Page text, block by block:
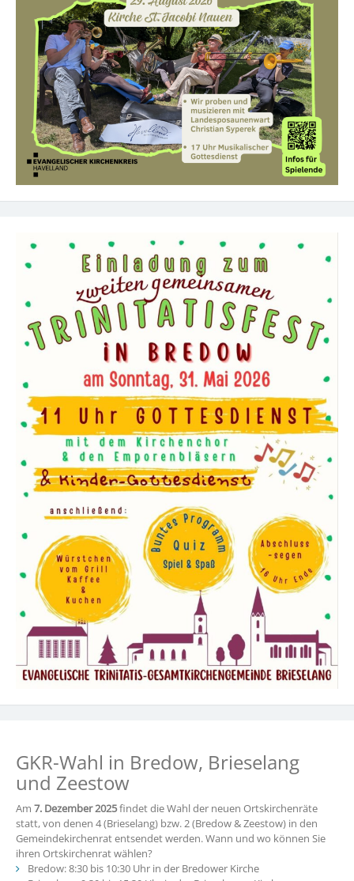
GKR-Wahl in Bredow, Brieselang
und Zeestow
Am 7. Dezember 2025findet die Wahl der neuen Ortskirchenräte
statt, von denen 4 (Brieselang) bzw. 2 (Bredow & Zeestow) in den
Gemeindekirchenrat entsendet werden. Wann und wo können Sie
ihren Ortskirchenrat wählen?
Bredow: 8:30 bis 10:30 Uhr in der Bredower Kirche